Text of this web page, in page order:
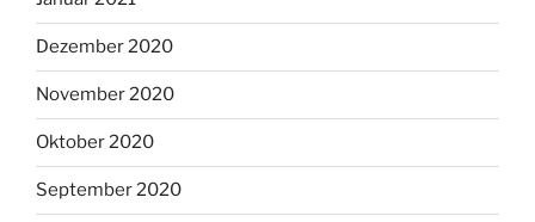
Dezember 2020
November 2020
Oktober 2020
September 2020